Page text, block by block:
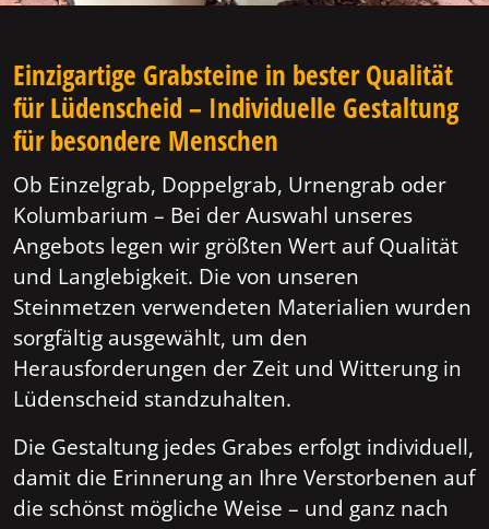
Einzigartige Grabsteine in bester Qualität
für Lüdenscheid – Individuelle Gestaltung
für besondere Menschen
Ob Einzelgrab, Doppelgrab, Urnengrab oder
Kolumbarium – Bei der Auswahl unseres
Angebots legen wir größten Wert auf Qualität
und Langlebigkeit. Die von unseren
Steinmetzen verwendeten Materialien wurden
sorgfältig ausgewählt, um den
Herausforderungen der Zeit und Witterung in
Lüdenscheid standzuhalten.
Die Gestaltung jedes Grabes erfolgt individuell,
damit die Erinnerung an Ihre Verstorbenen auf
die schönst mögliche Weise – und ganz nach